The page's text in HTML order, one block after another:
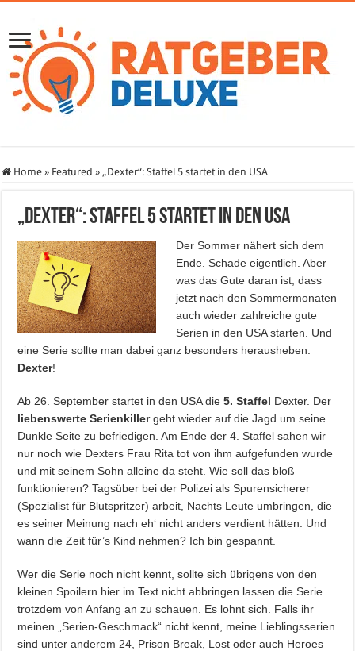
Home » Featured » „Dexter“: Staffel 5 startet in den USA
„Dexter“: Staffel 5 startet in den USA
Der Sommer nähert sich dem
Ende. Schade eigentlich. Aber
was das Gute daran ist, dass
jetzt nach den Sommermonaten
auch wieder zahlreiche gute
Serien in den USA starten. Und
eine Serie sollte man dabei ganz besonders herausheben:
Dexter!
Ab 26. September startet in den USA die5. Staffel Dexter. Der
liebenswerte Serienkillergeht wieder auf die Jagd um seine
Dunkle Seite zu befriedigen. Am Ende der 4. Staffel sahen wir
nur noch wie Dexters Frau Rita tot von ihm aufgefunden wurde
und mit seinem Sohn alleine da steht. Wie soll das bloß
funktionieren? Tagsüber bei der Polizei als Spurensicherer
(Spezialist für Blutspritzer) arbeit, Nachts Leute umbringen, die
es seiner Meinung nach eh‘ nicht anders verdient hätten. Und
wann die Zeit für’s Kind nehmen? Ich bin gespannt.
Wer die Serie noch nicht kennt, sollte sich übrigens von den
kleinen Spoilern hier im Text nicht abbringen lassen die Serie
trotzdem von Anfang an zu schauen. Es lohnt sich. Falls ihr
meinen „Serien-Geschmack“ nicht kennt, meine Lieblingsserien
sind unter anderem 24, Prison Break, Lost oder auch Heroes